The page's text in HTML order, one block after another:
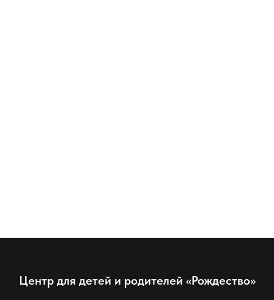
Центр для детей и родителей «Рождество»